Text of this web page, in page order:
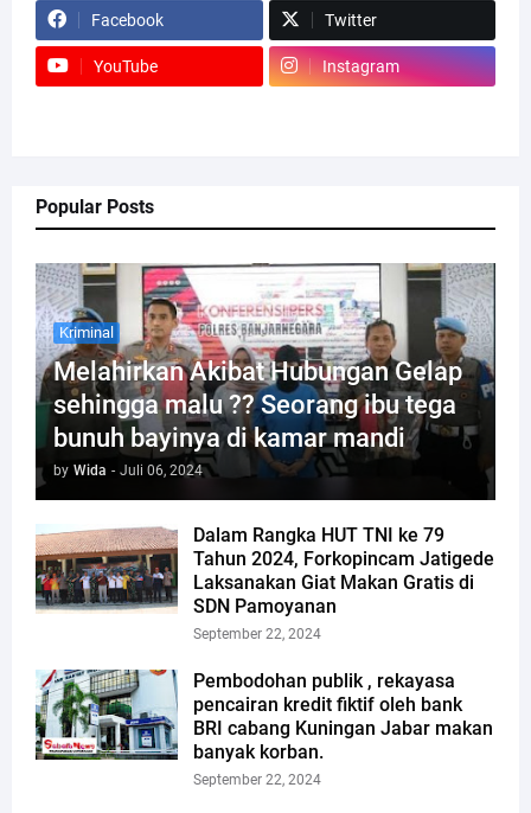
Facebook Twitter
YouTube Instagram
Popular Posts
Kriminal
Melahirkan Akibat Hubungan Gelap
sehingga malu ?? Seorang ibu tega
bunuh bayinya di kamar mandi
by Wida - Juli 06, 2024
Dalam Rangka HUT TNI ke 79
Tahun 2024, Forkopincam Jatigede
Laksanakan Giat Makan Gratis di
SDN Pamoyanan
September 22, 2024
Pembodohan publik , rekayasa
pencairan kredit fiktif oleh bank
BRI cabang Kuningan Jabar makan
banyak korban.
September 22, 2024